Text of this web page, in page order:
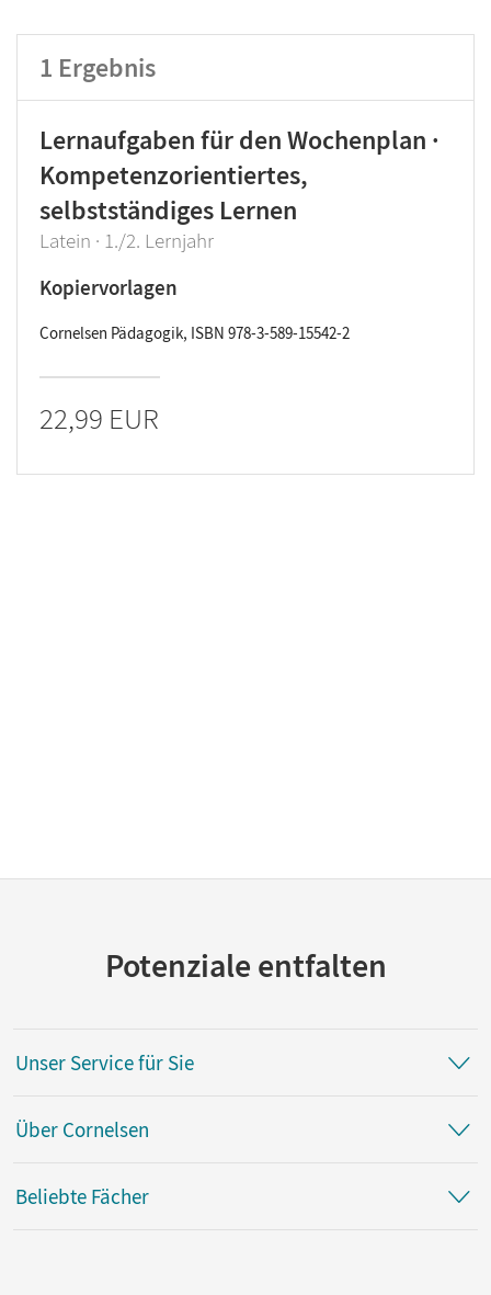
Klassenstufe
Produktart
1 Ergebnis
Lernaufgaben für den Wochenplan ·
Kompetenzorientiertes,
selbstständiges Lernen
Latein · 1./2. Lernjahr
Kopiervorlagen
Cornelsen Pädagogik, ISBN 978-3-589-15542-2
22,99 EUR
Potenziale entfalten
Unser Service für Sie
Über Cornelsen
Beliebte Fächer